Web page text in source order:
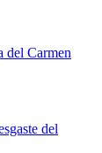
del Carmen
del